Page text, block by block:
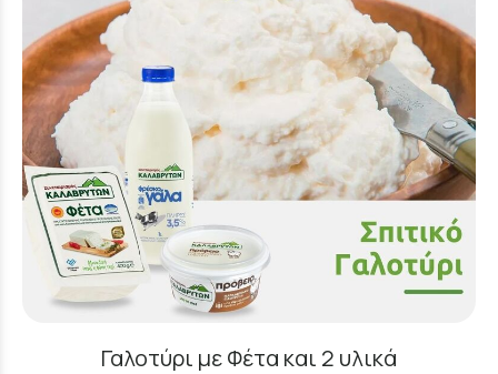
Γαλοτύρι με Φέτα και 2 υλικά